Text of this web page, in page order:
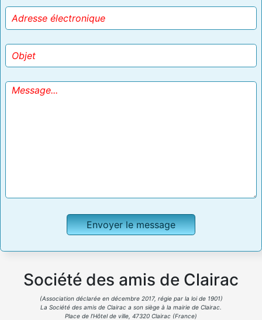
Société des amis de Clairac
(Association déclarée en décembre 2017, régie par la loi de 1901)
La Société des amis de Clairac a son siège à la mairie de Clairac.
Place de l’Hôtel de ville, 47320 Clairac (France)